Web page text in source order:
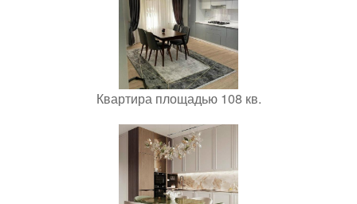
Квартира площадью 108 кв.